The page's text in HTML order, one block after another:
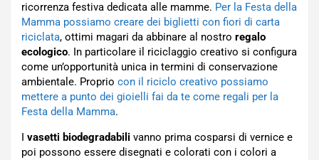
ricorrenza festiva dedicata alle mamme. Per la Festa della
Mamma possiamo creare dei biglietti con fiori di carta
riciclata, ottimi magari da abbinare al nostro regalo
ecologico. In particolare il riciclaggio creativo si configura
come un’opportunità unica in termini di conservazione
ambientale. Proprio con il riciclo creativo possiamo
mettere a punto dei gioielli fai da te come regali per la
Festa della Mamma.
I vasetti biodegradabili vanno prima cosparsi di vernice e
poi possono essere disegnati e colorati con i colori a